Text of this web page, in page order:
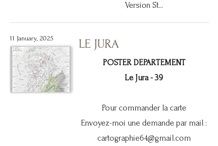
Version St...
11 January, 2025 LE JURA
POSTER DEPARTEMENT
Le Jura - 39
Pour commander la carte
Envoyez-moi une demande par mail :
cartographie64@gmail.com